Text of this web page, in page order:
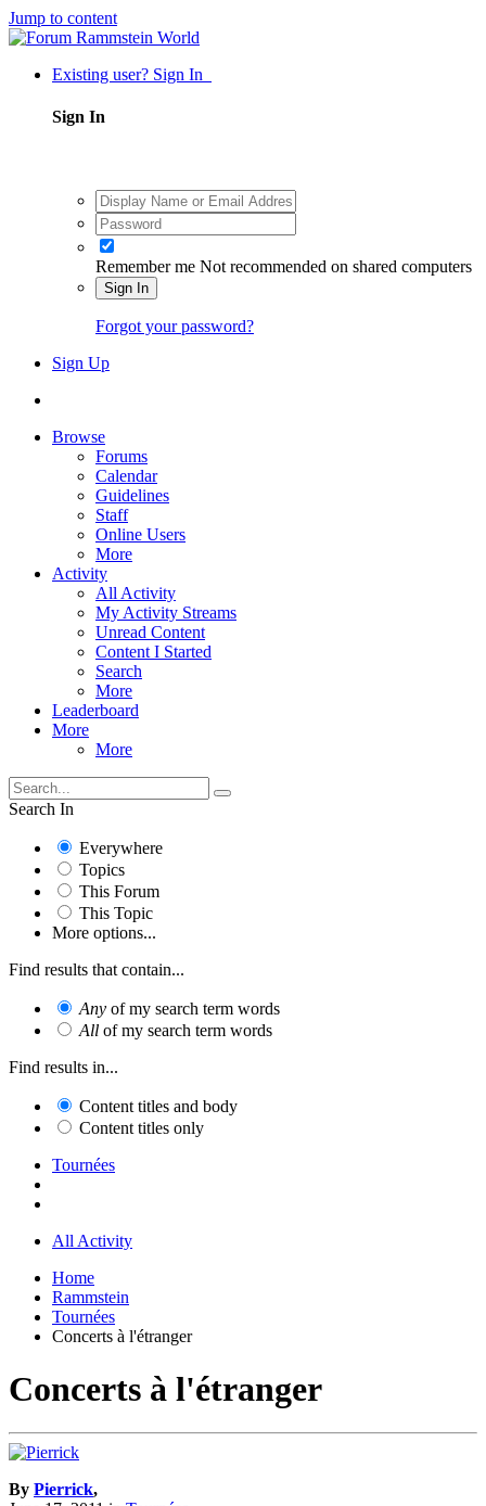
Jump to content
Existing user? Sign In
Sign In
Remember me Not recommended on shared computers
Sign In
Forgot your password?
Sign Up
Browse
Forums
Calendar
Guidelines
Staff
Online Users
More
Activity
All Activity
My Activity Streams
Unread Content
Content I Started
Search
More
Leaderboard
More
More
Search In
Everywhere
Topics
This Forum
This Topic
More options...
Find results that contain...
Any of my search term words
All of my search term words
Find results in...
Content titles and body
Content titles only
Tournées
All Activity
Home
Rammstein
Tournées
Concerts à l'étranger
Concerts à l'étranger
By Pierrick,